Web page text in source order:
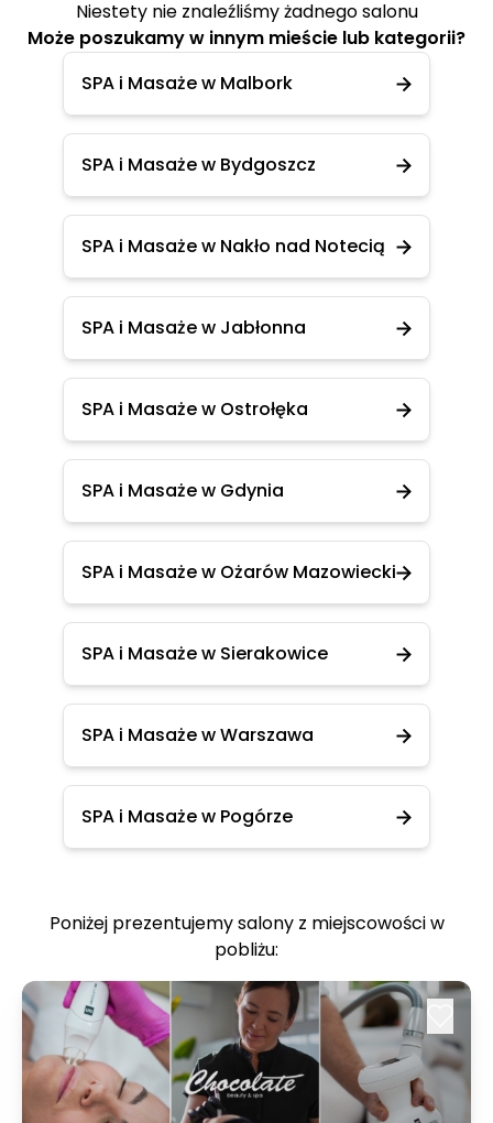
Niestety nie znaleźliśmy żadnego salonu
Może poszukamy w innym mieście lub kategorii?
SPA i Masaże w Malbork
SPA i Masaże w Bydgoszcz
SPA i Masaże w Nakło nad Notecią
SPA i Masaże w Jabłonna
SPA i Masaże w Ostrołęka
SPA i Masaże w Gdynia
SPA i Masaże w Ożarów Mazowiecki
SPA i Masaże w Sierakowice
SPA i Masaże w Warszawa
SPA i Masaże w Pogórze
Poniżej prezentujemy salony z miejscowości w
pobliżu: